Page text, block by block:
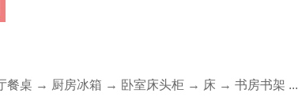
桌 → 厨房冰箱 → 卧室床头柜 → 床 → 书房书架 ...